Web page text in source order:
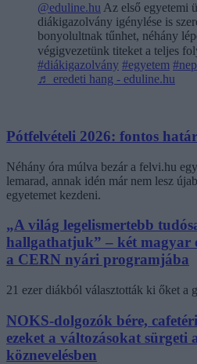
@eduline.hu Az első egyetemi
diákigazolvány igénylése is
bonyolultnak tűnhet, néhány
végigvezetünk titeket a teljes
#diákigazolvány #egyetem
♬ eredeti hang - eduline.hu
Pótfelvételi 2026: fontos
Néhány óra múlva bezár a felvi.hu
lemarad, annak idén már nem lesz
egyetemet kezdeni.
„A világ legelismertebb
hallgathatjuk” – két magyar
a CERN nyári programjába
21 ezer diákból választották ki őket a
NOKS-dolgozók bére,
ezeket a változásokat sürgeti
köznevelésben